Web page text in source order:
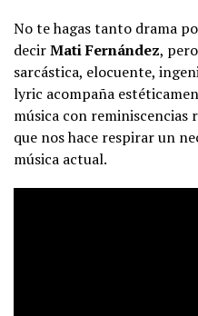
No te hagas tanto drama
decirMati Fernández,
sarcástica, elocuente,
lyric acompaña
música con reminiscencias
que nos hace respirar un
música actual.